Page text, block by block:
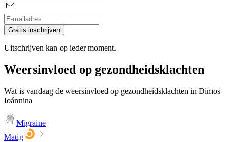
Gratis inschrijven
Uitschrijven kan op ieder moment.
Weersinvloed op gezondheidsklachten
Wat is vandaag de weersinvloed op gezondheidsklachten in Dimos
Ioánnina
Migraine
Matig